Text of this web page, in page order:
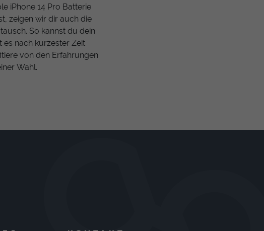
iPhone 14 Pro Batterie
zeigen wir dir auch die
So kannst du dein
es nach kürzester Zeit
von den Erfahrungen
Wahl.